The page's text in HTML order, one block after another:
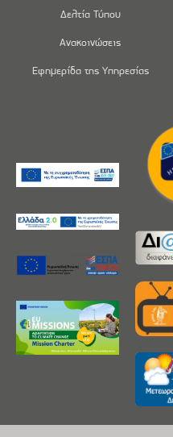
Δελτία Τύπου
Ανακοινώσεις
Εφημερίδα της Υπηρεσίας